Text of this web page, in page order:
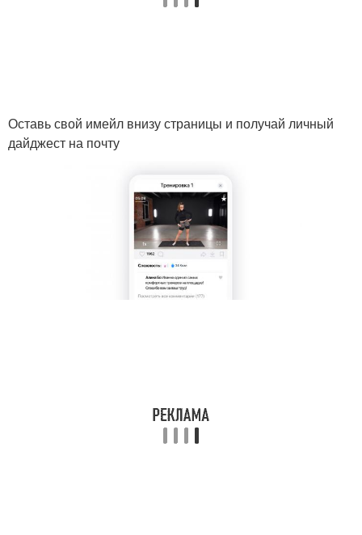
Оставь свой имейл внизу страницы и получай личный
дайджест на почту